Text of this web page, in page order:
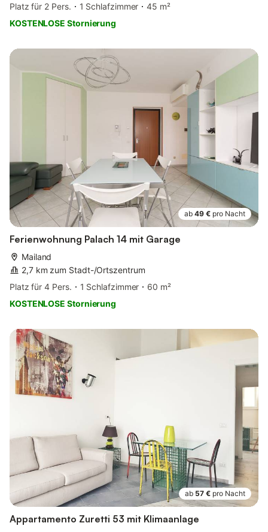
Platz für 2 Pers.
1 Schlafzimmer
45 m²
KOSTENLOSE Stornierung
ab 49 € pro Nacht
Ferienwohnung Palach 14 mit Garage
Mailand
2,7 km zum Stadt-/Ortszentrum
Platz für 4 Pers.
1 Schlafzimmer
60 m²
KOSTENLOSE Stornierung
ab 57 € pro Nacht
Appartamento Zuretti 53 mit Klimaanlage